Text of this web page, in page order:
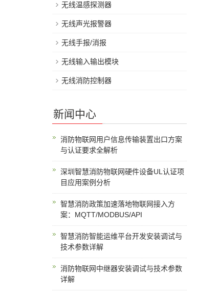
无线温感探测器
无线声光报警器
无线手报/消报
无线输入输出模块
无线消防控制器
新闻中心
消防物联网用户信息传输装置出口方案
与认证要求全解析
深圳智慧消防物联网硬件设备UL认证项
目应用案例分析
智慧消防政策加速落地物联网接入方
案：MQTT/MODBUS/API
智慧消防智能运维平台开发安装调试与
技术参数详解
消防物联网中继器安装调试与技术参数
详解